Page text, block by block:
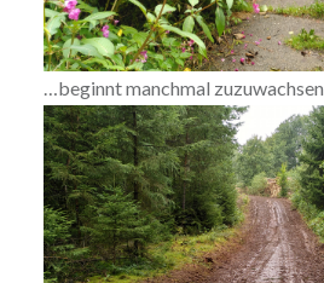
…beginnt manchmal